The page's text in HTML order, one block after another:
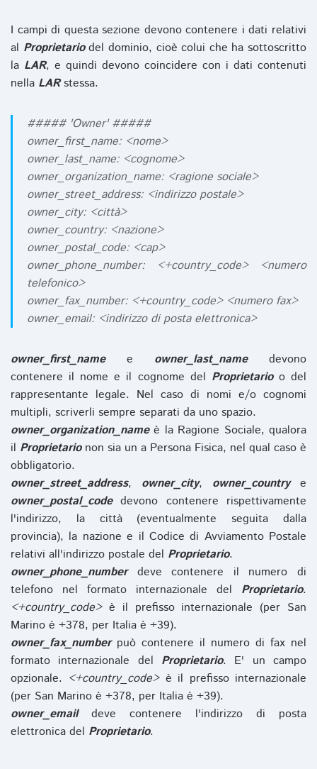
I campi di questa sezione devono contenere i dati relativi
al Proprietariodel dominio, cioè colui che ha sottoscritto
la LAR, e quindi devono coincidere con i dati contenuti
nella LARstessa.
##### 'Owner' #####
owner_first_name: <nome>
owner_last_name: <cognome>
owner_organization_name: <ragione sociale>
owner_street_address: <indirizzo postale>
owner_city: <città>
owner_country: <nazione>
owner_postal_code: <cap>
owner_phone_number: <+country_code> <numero
telefonico>
owner_fax_number: <+country_code> <numero fax>
owner_email: <indirizzo di posta elettronica>
owner_first_namee owner_last_namedevono
contenere il nome e il cognome del Proprietarioo del
rappresentante legale. Nel caso di nomi e/o cognomi
multipli, scriverli sempre separati da uno spazio.
owner_organization_nameè la Ragione Sociale, qualora
il Proprietarionon sia un a Persona Fisica, nel qual caso è
obbligatorio.
owner_street_address, owner_city, owner_countrye
owner_postal_codedevono contenere rispettivamente
l'indirizzo, la città (eventualmente seguita dalla
provincia), la nazione e il Codice di Avviamento Postale
relativi all'indirizzo postale del Proprietario.
owner_phone_numberdeve contenere il numero di
telefono nel formato internazionale del Proprietario.
<+country_code>è il prefisso internazionale (per San
Marino è +378, per Italia è +39).
owner_fax_numberpuò contenere il numero di fax nel
formato internazionale del Proprietario. E' un campo
opzionale. <+country_code>è il prefisso internazionale
(per San Marino è +378, per Italia è +39).
owner_emaildeve contenere l'indirizzo di posta
elettronica del Proprietario.